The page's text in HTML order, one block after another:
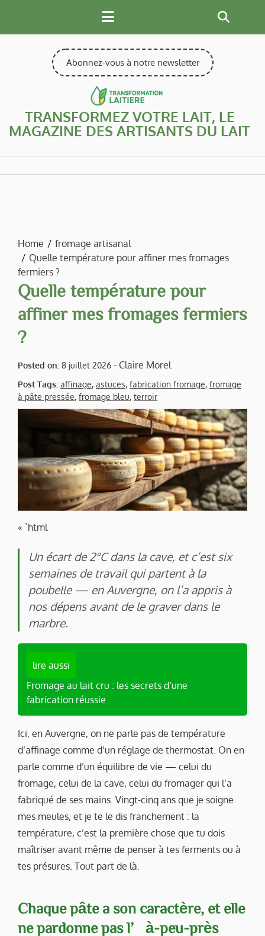
content
Abonnez-vous à notre newsletter
TRANSFORMEZ VOTRE LAIT, LE
MAGAZINE DES ARTISANTS DU LAIT
Home
fromage artisanal
Quelle température pour affiner mes fromages
fermiers ?
Quelle température pour
affiner mes fromages fermiers
?
Posted on: 8 juillet 2026 - Claire Morel
Post Tags: affinage, astuces, fabrication fromage, fromage
à pâte pressée, fromage bleu, terroir
« `html
Un écart de 2°C dans la cave, et c’est six
semaines de travail qui partent à la
poubelle — en Auvergne, on l’a appris à
nos dépens avant de le graver dans le
marbre.
lire aussi
Fromage au lait cru : les secrets d’une
fabrication réussie
Ici, en Auvergne, on ne parle pas de température
d’affinage comme d’un réglage de thermostat. On en
parle comme d’un équilibre de vie — celui du
fromage, celui de la cave, celui du fromager qui l’a
fabriqué de ses mains. Vingt-cinq ans que je soigne
mes meules, et je te le dis franchement : la
température, c’est la première chose que tu dois
maîtriser avant même de penser à tes ferments ou à
tes présures. Tout part de là.
Chaque pâte a son caractère, et elle
ne pardonne pas l’à-peu-près